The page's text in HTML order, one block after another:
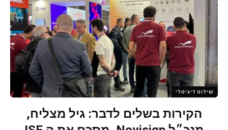
שילוט דיגיטלי
הקירות בשלים לדבר: גיל מצליח,